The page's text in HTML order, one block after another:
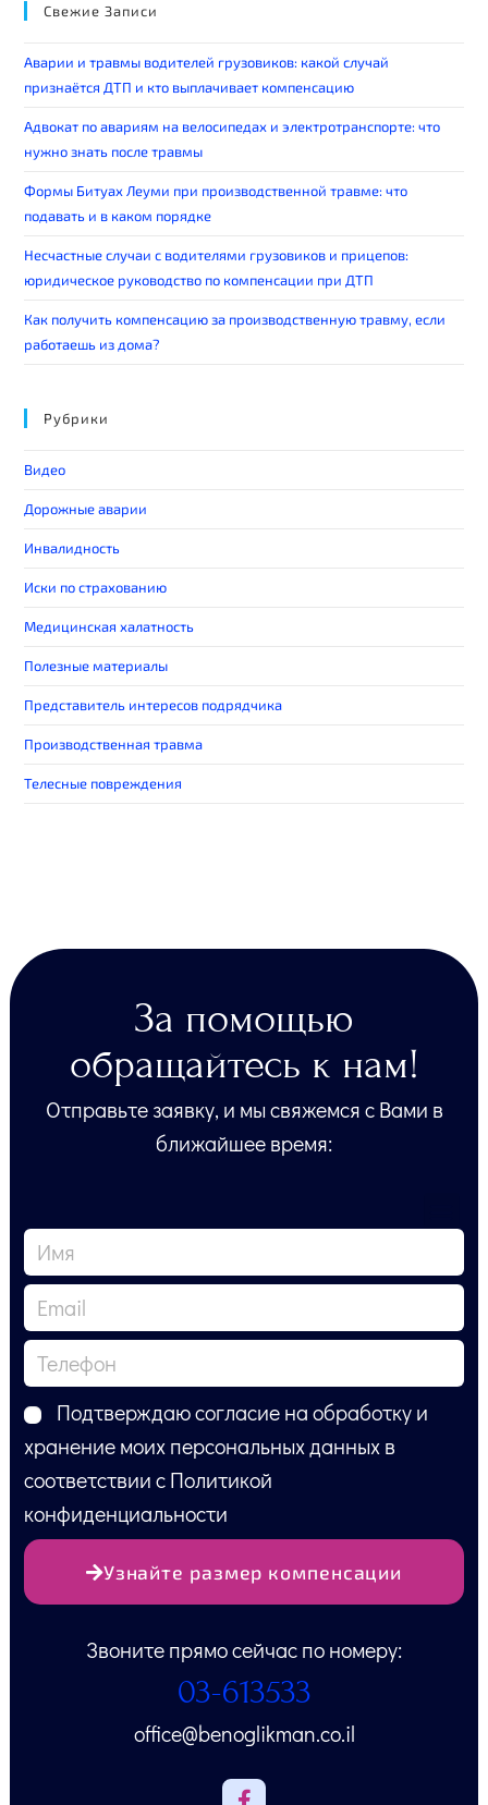
Свежие Записи
Аварии и травмы водителей грузовиков: какой случай
признаётся ДТП и кто выплачивает компенсацию
Адвокат по авариям на велосипедах и электротранспорте: что
нужно знать после травмы
Формы Битуах Леуми при производственной травме: что
подавать и в каком порядке
Несчастные случаи с водителями грузовиков и прицепов:
юридическое руководство по компенсации при ДТП
Как получить компенсацию за производственную травму, если
работаешь из дома?
Рубрики
Видео
Дорожные аварии
Инвалидность
Иски по страхованию
Медицинская халатность
Полезные материалы
Представитель интересов подрядчика
Производственная травма
Телесные повреждения
За помощью
обращайтесь к нам!
Отправьте заявку, и мы свяжемся с Вами в
ближайшее время:
Подтверждаю согласие на обработку и
хранение моих персональных данных в
соответствии с Политикой
конфиденциальности
Узнайте размер компенсации
Звоните прямо сейчас по номеру:
03-613533
office@benoglikman.co.il